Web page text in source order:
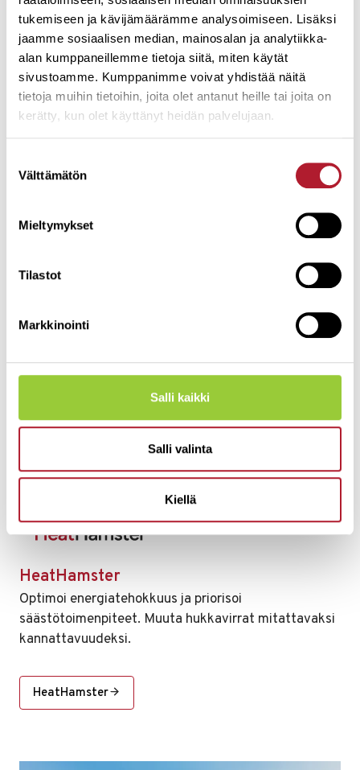
tukemiseen ja kävijämäärämme analysoimiseen. Lisäksi
jaamme sosiaalisen median, mainosalan ja analytiikka-
alan kumppaneillemme tietoja siitä, miten käytät
sivustoamme. Kumppanimme voivat yhdistää näitä
tietoja muihin tietoihin, joita olet antanut heille tai joita on
kerätty, kun olet käyttänyt heidän palvelujaan.
valinta
Välttämätön
Mieltymykset
Tilastot
Markkinointi
Salli kaikki
Salli valinta
Kiellä
HeatMonitor online-laadunvalvonta
Takaa mittausdatan jatkuvan oikeellisuuden ja antaa
luotettavan näkymän prosesseihinne vuoden
HeatHamster
Optimoi energiatehokkuus ja priorisoi
säästötoimenpiteet. Muuta hukkavirrat mitattavaksi
kannattavuudeksi.
HeatHamster